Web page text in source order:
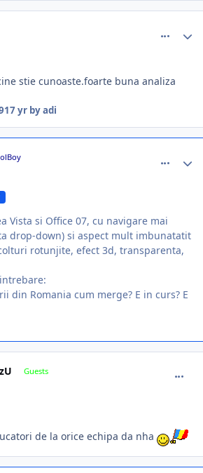
stie cunoaste.foarte buna analiza
17 yrby adi
Vista si Office 07, cu navigare mai
drop-down) si aspect mult imbunatatit
rotunjite, efect 3d, transparenta,
din Romania cum merge? E in curs? E
Guests
de la orice echipa da nha